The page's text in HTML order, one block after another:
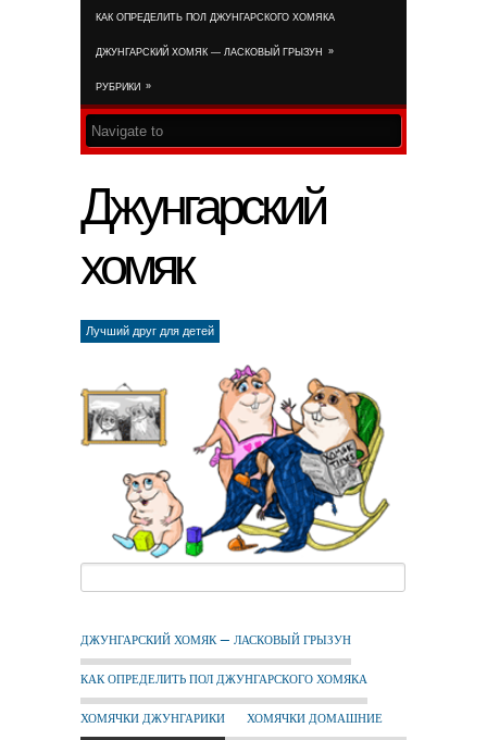
КАК ОПРЕДЕЛИТЬ ПОЛ ДЖУНГАРСКОГО ХОМЯКА
ДЖУНГАРСКИЙ ХОМЯК — ЛАСКОВЫЙ ГРЫЗУН »
РУБРИКИ »
Джунгарский
хомяк
Лучший друг для детей
ДЖУНГАРСКИЙ ХОМЯК — ЛАСКОВЫЙ ГРЫЗУН
КАК ОПРЕДЕЛИТЬ ПОЛ ДЖУНГАРСКОГО ХОМЯКА
ХОМЯЧКИ ДЖУНГАРИКИ ХОМЯЧКИ ДОМАШНИЕ